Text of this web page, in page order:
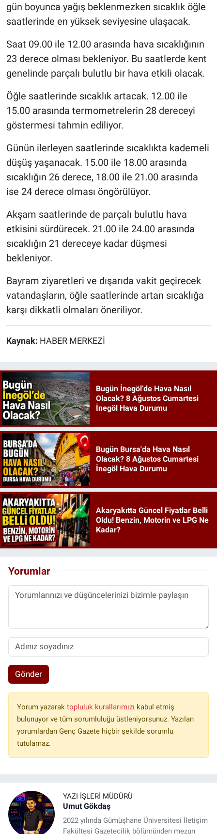
gün boyunca yağış beklenmezken sıcaklık öğle
saatlerinde en yüksek seviyesine ulaşacak.
Saat 09.00 ile 12.00 arasında hava sıcaklığının
23 derece olması bekleniyor. Bu saatlerde kent
genelinde parçalı bulutlu bir hava etkili olacak.
Öğle saatlerinde sıcaklık artacak. 12.00 ile
15.00 arasında termometrelerin 28 dereceyi
göstermesi tahmin ediliyor.
Günün ilerleyen saatlerinde sıcaklıkta kademeli
düşüş yaşanacak. 15.00 ile 18.00 arasında
sıcaklığın 26 derece, 18.00 ile 21.00 arasında
ise 24 derece olması öngörülüyor.
Akşam saatlerinde de parçalı bulutlu hava
etkisini sürdürecek. 21.00 ile 24.00 arasında
sıcaklığın 21 dereceye kadar düşmesi
bekleniyor.
Bayram ziyaretleri ve dışarıda vakit geçirecek
vatandaşların, öğle saatlerinde artan sıcaklığa
karşı dikkatli olmaları öneriliyor.
Kaynak: HABER MERKEZİ
Bugün İnegöl’de Hava Nasıl
Olacak? 8 Ağustos Cumartesi
İnegöl Hava Durumu
Bugün Bursa'da Hava Nasıl
Olacak? 8 Ağustos Cumartesi
İnegöl Hava Durumu
Akaryakıtta Güncel Fiyatlar Belli
Oldu! Benzin, Motorin ve LPG Ne
Kadar?
Yorumlar
Gönder
Yorum yazarak topluluk kurallarımızı kabul etmiş
bulunuyor ve tüm sorumluluğu üstleniyorsunuz. Yazılan
yorumlardan Genç Gazete hiçbir şekilde sorumlu
tutulamaz.
YAZI İŞLERI MÜDÜRÜ
Umut Gökdaş
2022 yılında Gümüşhane Üniversitesi İletişim
Fakültesi Gazetecilik bölümünden mezun